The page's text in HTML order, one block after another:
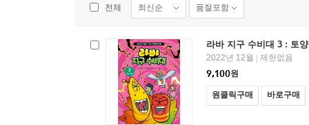
전체 최신순 품절포함
라바 지구 수비대 3 : 토
2022년 12월
제한없음
9,100원
원클릭구매 바로구매